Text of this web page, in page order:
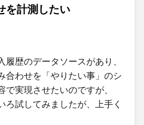
を計測したい
歴のデータソースがあり、
合わせを「やりたい事」のシ
実現させたいのですが、
ろ試してみましたが、上手く